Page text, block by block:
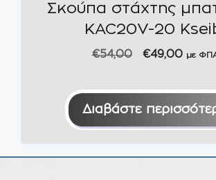
Σκούπα στάχτης
KAC20V-20
€54,00
Original
was:
€54,00.
€49,00Η
τιμή
είναι:
με
Διαβάστε